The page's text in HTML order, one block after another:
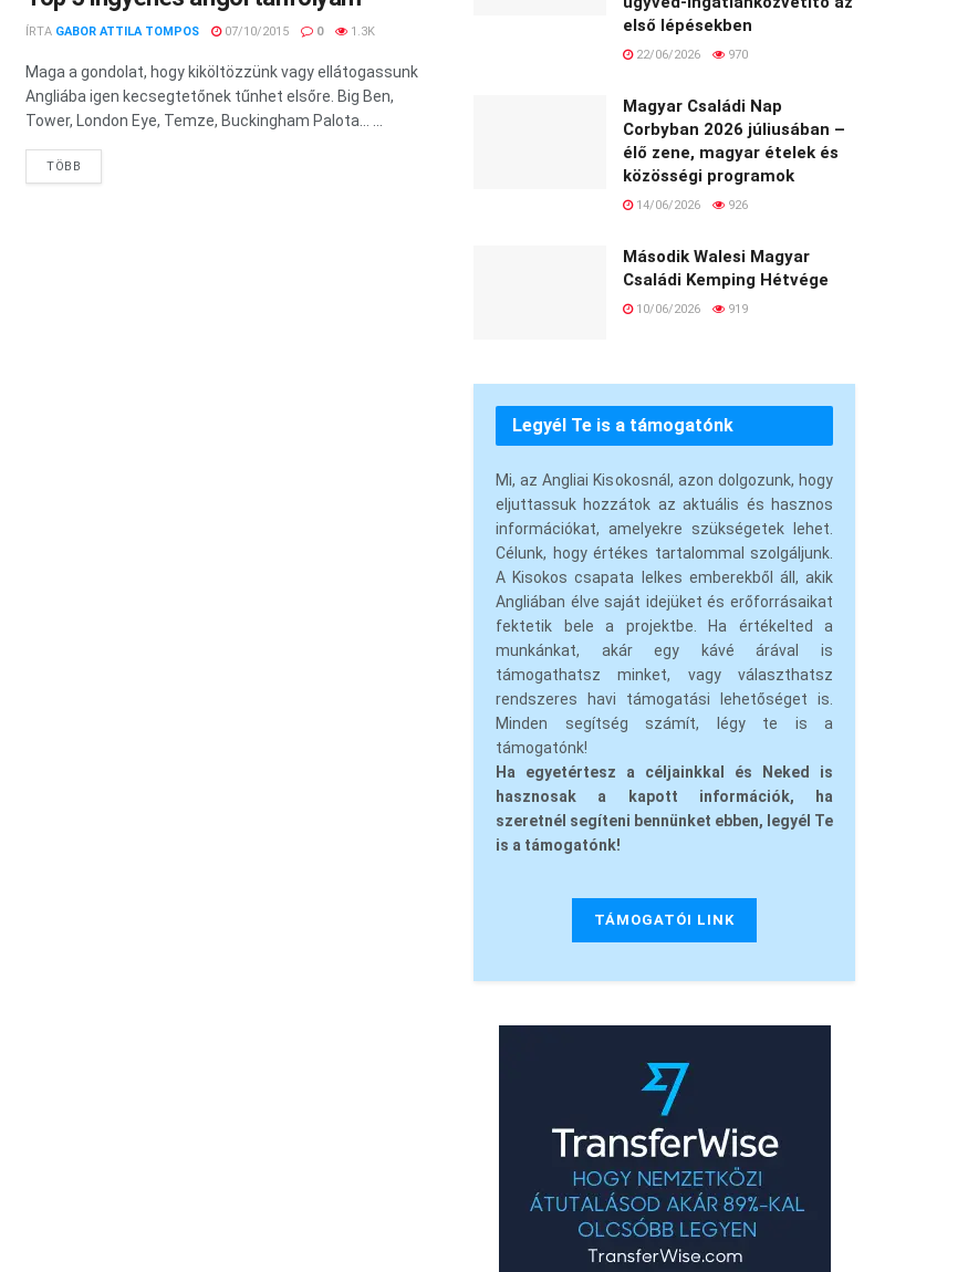
ÍRTA GABOR ATTILA TOMPOS 07/10/2015 0 1.3K
Maga a gondolat, hogy kiköltözzünk vagy ellátogassunk
Angliába igen kecsegtetőnek tűnhet elsőre. Big Ben,
Tower, London Eye, Temze, Buckingham Palota… ...
TÖBB
első lépésekben
22/06/2026 970
Magyar Családi Nap
Corbyban 2026 júliusában –
élő zene, magyar ételek és
közösségi programok
14/06/2026 926
Második Walesi Magyar
Családi Kemping Hétvége
10/06/2026 919
Legyél Te is a támogatónk
Mi, az Angliai Kisokosnál, azon dolgozunk, hogy
eljuttassuk hozzátok az aktuális és hasznos
információkat, amelyekre szükségetek lehet.
Célunk, hogy értékes tartalommal szolgáljunk.
A Kisokos csapata lelkes emberekből áll, akik
Angliában élve saját idejüket és erőforrásaikat
fektetik bele a projektbe. Ha értékelted a
munkánkat, akár egy kávé árával is
támogathatsz minket, vagy választhatsz
rendszeres havi támogatási lehetőséget is.
Minden segítség számít, légy te is a
támogatónk!
Ha egyetértesz a céljainkkal és Neked is
hasznosak a kapott információk, ha
szeretnél segíteni bennünket ebben, legyél Te
is a támogatónk!
TÁMOGATÓI LINK